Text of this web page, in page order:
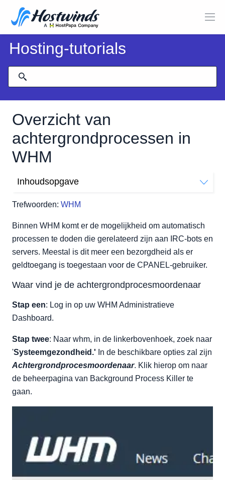
Hosting-tutorials
Overzicht van
achtergrondprocessen in
WHM
Trefwoorden: WHM
Inhoudsopgave
Achtergrondprocessen die kunnen worden gedood
Vertrouwde gebruikers toevoegen
Binnen WHM komt er de mogelijkheid om automatisch
processen te doden die gerelateerd zijn aan IRC-bots en
servers. Meestal is dit meer een bezorgdheid als er
geldtoegang is toegestaan voor de CPANEL-gebruiker.
Waar vind je de achtergrondprocesmoordenaar
Stap een: Log in op uw WHM Administratieve
Dashboard.
Stap twee: Naar whm, in de linkerbovenhoek, zoek naar
'Systeemgezondheid.' In de beschikbare opties zal zijn
Achtergrondprocesmoordenaar. Klik hierop om naar
de beheerpagina van Background Process Killer te
gaan.